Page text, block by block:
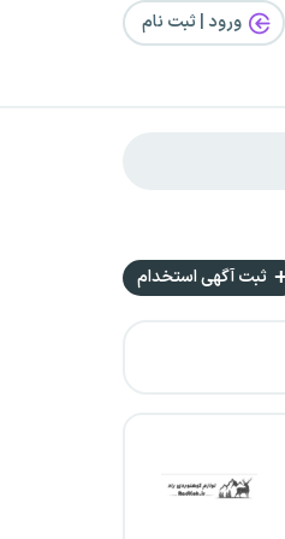
ورود | ثبت‌ نام
ثبت آگهی استخدام